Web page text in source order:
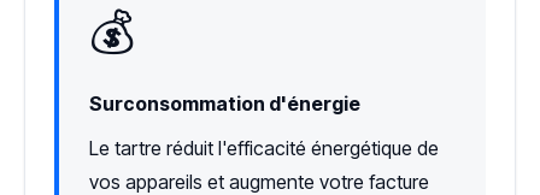
💰
Surconsommation d'énergie
Le tartre réduit l'efficacité énergétique de
vos appareils et augmente votre facture